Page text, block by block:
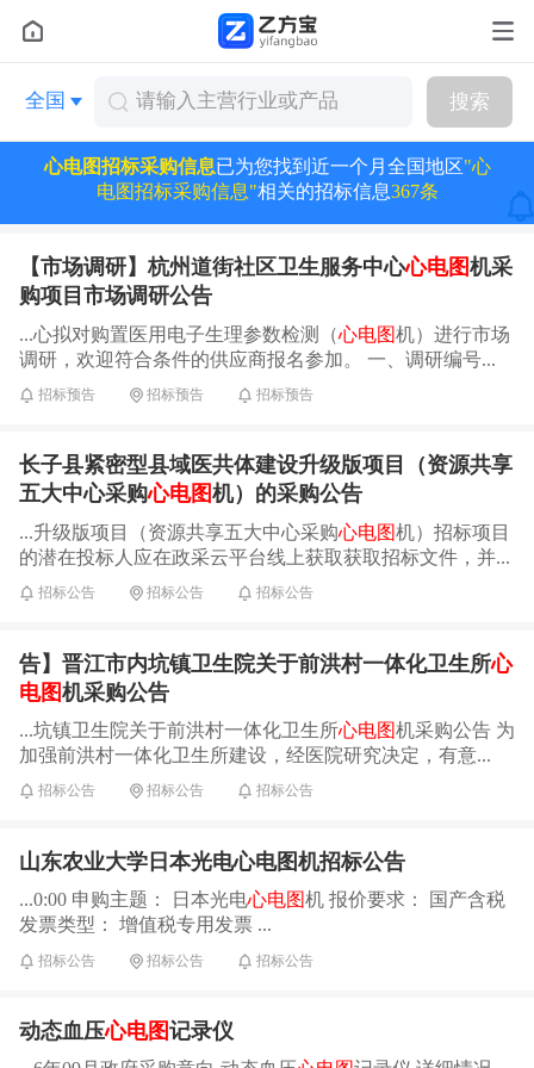
全国 搜索
心电图招标采购信息已为您找到近一个月全国地区"心
电图招标采购信息"相关的招标信息367条
【市场调研】杭州道街社区卫生服务中心心电图机采
购项目市场调研公告
...心拟对购置医用电子生理参数检测（心电图机）进行市场
调研，欢迎符合条件的供应商报名参加。 一、调研编号...
招标预告 招标预告 招标预告
长子县紧密型县域医共体建设升级版项目（资源共享
五大中心采购心电图机）的采购公告
...升级版项目（资源共享五大中心采购心电图机）招标项目
的潜在投标人应在政采云平台线上获取获取招标文件，并...
招标公告 招标公告 招标公告
告】晋江市内坑镇卫生院关于前洪村一体化卫生所心
电图机采购公告
...坑镇卫生院关于前洪村一体化卫生所心电图机采购公告 为
加强前洪村一体化卫生所建设，经医院研究决定，有意...
招标公告 招标公告 招标公告
山东农业大学日本光电心电图机招标公告
...0:00 申购主题： 日本光电心电图机 报价要求： 国产含税
发票类型： 增值税专用发票 ...
招标公告 招标公告 招标公告
动态血压心电图记录仪